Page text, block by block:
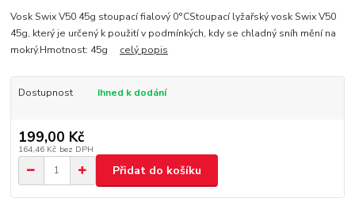
Vosk Swix V50 45g stoupací fialový 0°CStoupací lyžařský vosk Swix V50
45g, který je určený k použití v podmínkých, kdy se chladný sníh mění na
mokrý.Hmotnost: 45g celý popis
Dostupnost Ihned k dodání
199,00 Kč
164,46 Kč bez DPH
Přidat do košíku